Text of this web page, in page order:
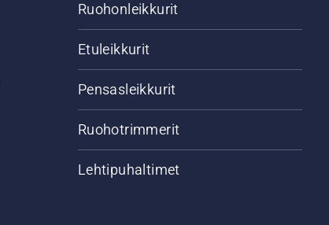
Ruohonleikkurit
Etuleikkurit
Pensasleikkurit
Ruohotrimmerit
Lehtipuhaltimet